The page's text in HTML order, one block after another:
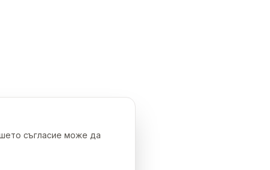
съгласие може да